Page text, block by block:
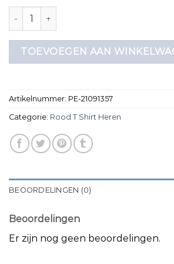
rood t shirt heren aantal
TOEVOEGEN AAN
Artikelnummer: PE-21091357
Categorie: Rood T Shirt Heren
BEOORDELINGEN (0)
Beoordelingen
Er zijn nog geen beoordelingen.